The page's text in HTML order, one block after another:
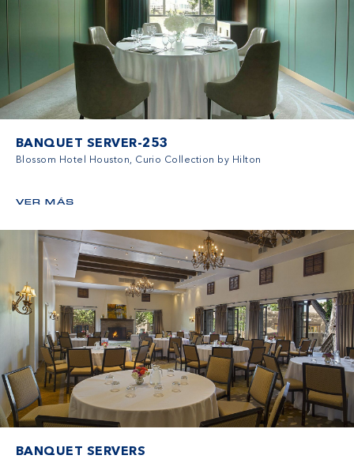
BANQUET SERVER-253
Blossom Hotel Houston, Curio Collection by Hilton
VER MÁS
BANQUET SERVERS